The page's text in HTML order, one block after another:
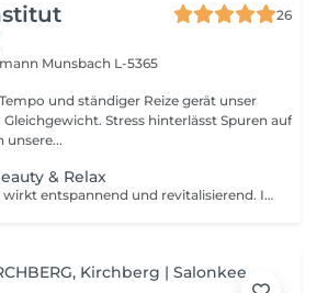
26
Munsbach L-5365
und ständiger Reize gerät unser
Stress hinterlässt Spuren auf
unsere...
& Relax
Diese kurze Auszeit wirkt entspannend und revitalisierend. Ideal um die Akkus in der Mittagspause oder nach Feierabend noch einmal aufzuladen. Die Haut wird mild gereinigt und tonisiert. Eine Kombination aus Rücken- Gesicht und Kopfmassage bringt Ihnen intensive Entspannung. Für ein frisches und energiegeladenes Aussehen werden Ihre Wimpern und Augenbrauen gefärbt.